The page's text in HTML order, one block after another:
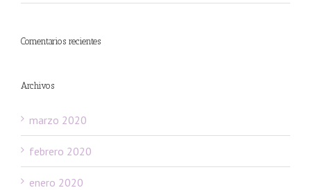
Comentarios recientes
Archivos
marzo 2020
febrero 2020
enero 2020